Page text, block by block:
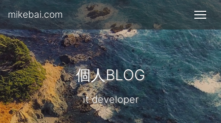
mikebai.com
個人BLOG
it developer